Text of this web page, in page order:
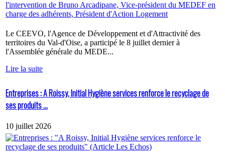
Le CEEVO, l'Agence de Développement et d'Attractivité des
territoires du Val-d'Oise, a participé le 8 juillet dernier à
l'Assemblée générale du MEDE...
Lire la suite
Entreprises : A Roissy, Initial Hygiène services renforce le recyclage de
ses produits ...
10 juillet 2026